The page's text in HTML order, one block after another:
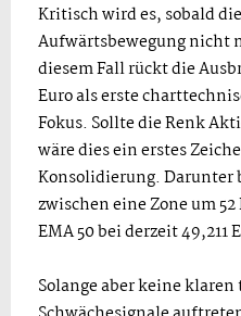
Kritisch wird es, sobald
Aufwärtsbewegung nicht
diesem Fall rückt die
Euro als erste
Fokus. Sollte die Renk
wäre dies ein erstes
Konsolidierung. Darunter
zwischen eine Zone um
EMA 50 bei derzeit
Solange aber keine